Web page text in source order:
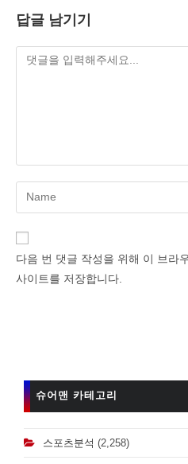
답글 남기기
Enter
your
name
다음 번 댓글 작성을 위해 이 브라
사이트를 저장합니다.
슈어맨 카테고리
스포츠분석 (2,258)